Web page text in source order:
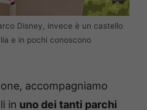
Disney, invece è un castello
e in pochi conoscono
accompagniamo
in uno dei tanti parchi